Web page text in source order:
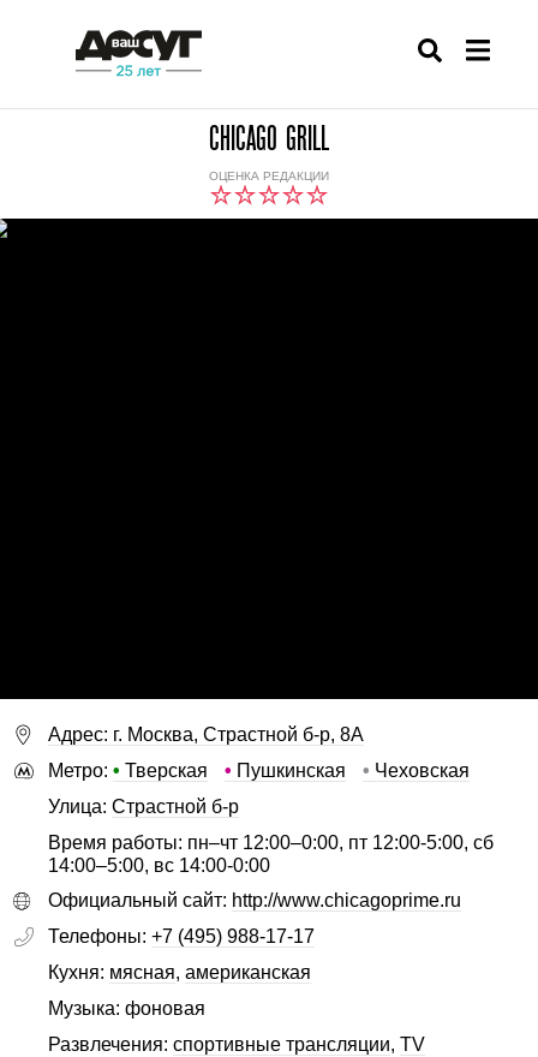
CHICAGO GRILL
ОЦЕНКА РЕДАКЦИИ
Адрес: г. Москва, Страстной б-р, 8А
Метро: • Тверская • Пушкинская • Чеховская
Улица: Страстной б-р
Время работы: пн–чт 12:00–0:00, пт 12:00-5:00, сб
14:00–5:00, вс 14:00-0:00
Официальный сайт: http://www.chicagoprime.ru
Телефоны: +7 (495) 988-17-17
Кухня: мясная, американская
Музыка: фоновая
Развлечения: спортивные трансляции, TV